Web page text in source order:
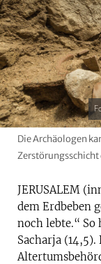
Die Archäologen
Zerstörungsschicht
JERUSALEM
dem Erdbeben
noch lebte.“ So
Sacharja